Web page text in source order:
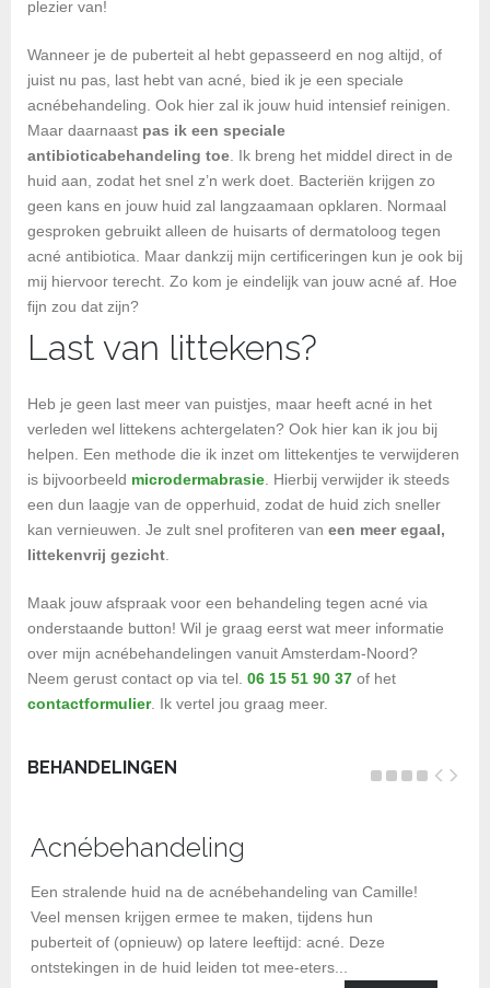
plezier van!
Wanneer je de puberteit al hebt gepasseerd en nog altijd, of
juist nu pas, last hebt van acné, bied ik je een speciale
acnébehandeling. Ook hier zal ik jouw huid intensief reinigen.
Maar daarnaast pas ik een speciale
antibioticabehandeling toe . Ik breng het middel direct in de
huid aan, zodat het snel z’n werk doet. Bacteriën krijgen zo
geen kans en jouw huid zal langzaamaan opklaren. Normaal
gesproken gebruikt alleen de huisarts of dermatoloog tegen
acné antibiotica. Maar dankzij mijn certificeringen kun je ook bij
mij hiervoor terecht. Zo kom je eindelijk van jouw acné af. Hoe
fijn zou dat zijn?
Last van littekens?
Heb je geen last meer van puistjes, maar heeft acné in het
verleden wel littekens achtergelaten? Ook hier kan ik jou bij
helpen. Een methode die ik inzet om littekentjes te verwijderen
is bijvoorbeeld microdermabrasie . Hierbij verwijder ik steeds
een dun laagje van de opperhuid, zodat de huid zich sneller
kan vernieuwen. Je zult snel profiteren van een meer egaal,
littekenvrij gezicht
Maak jouw afspraak voor een behandeling tegen acné via
onderstaande button! Wil je graag eerst wat meer informatie
over mijn acnébehandelingen vanuit Amsterdam-Noord?
Neem gerust contact op via tel. 06 15 51 90 37 of het
contactformulier. Ik vertel jou graag meer.
BEHANDELINGEN
Acnébehandeling
Een stralende huid na de acnébehandeling van Camille!
Veel mensen krijgen ermee te maken, tijdens hun
puberteit of (opnieuw) op latere leeftijd: acné. Deze
ontstekingen in de huid leiden tot mee-eters...